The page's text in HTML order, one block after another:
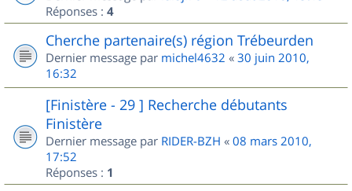
Réponses : 4
Cherche partenaire(s) région Trébeurden
Dernier message par michel4632 « 30 juin 2010,
16:32
[Finistère - 29 ] Recherche débutants
Finistère
Dernier message par RIDER-BZH « 08 mars 2010,
17:52
Réponses : 1